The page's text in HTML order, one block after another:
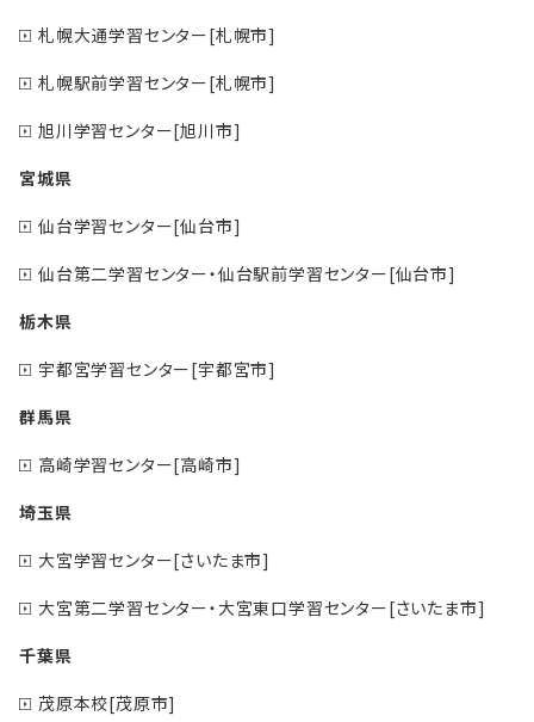
札幌大通学習センター[札幌市]
札幌駅前学習センター[札幌市]
旭川学習センター[旭川市]
宮城県
仙台学習センター[仙台市]
仙台第二学習センター・仙台駅前学習センター[仙台市]
栃木県
宇都宮学習センター[宇都宮市]
群馬県
高崎学習センター[高崎市]
埼玉県
大宮学習センター[さいたま市]
大宮第二学習センター・大宮東口学習センター[さいたま市]
千葉県
茂原本校[茂原市]